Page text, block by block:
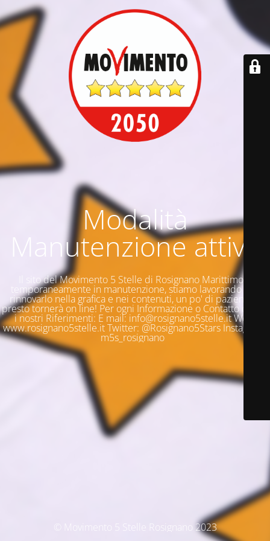
Modalità
Manutenzione attiva
Il sito del Movimento 5 Stelle di Rosignano Marittimo è
temporaneamente in manutenzione, stiamo lavorando per
rinnovarlo nella grafica e nei contenuti, un po' di pazienza e
presto tornerà on line! Per ogni Informazione o Contatto questi
i nostri Riferimenti: E mail: info@rosignano5stelle.it Web:
www.rosignano5stelle.it Twitter: @Rosignano5Stars Instagram:
m5s_rosignano
© Movimento 5 Stelle Rosignano 2023